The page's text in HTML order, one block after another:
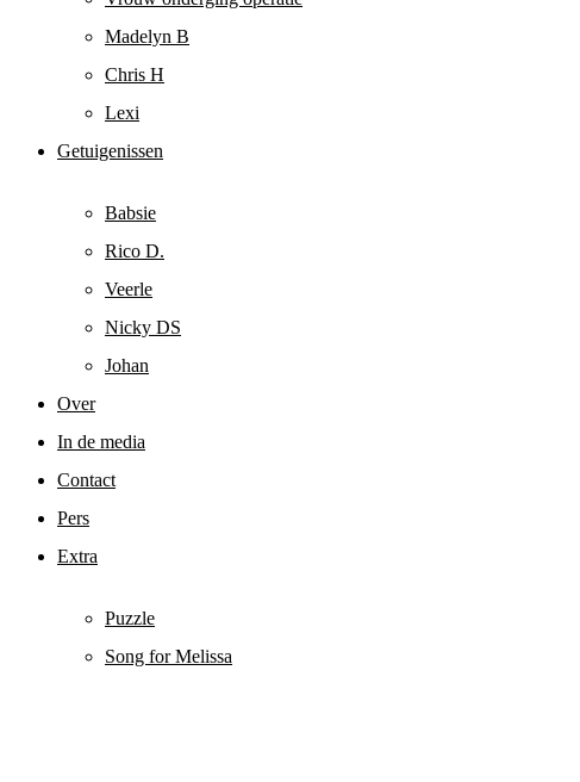
Madelyn B
Chris H
Lexi
Getuigenissen
Babsie
Rico D.
Veerle
Nicky DS
Johan
Over
In de media
Contact
Pers
Extra
Puzzle
Song for Melissa